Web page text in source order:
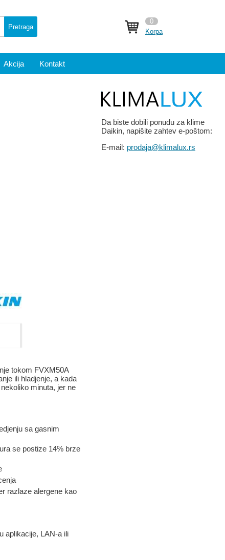
Pretraga
0
Korpa
Akcija Kontakt
tokom FVXM50A
ili hladjenje, a kada
minuta, jer ne
sa gasnim
se postize 14% brze
razlaze alergene kao
aplikacije, LAN-a ili
Da biste dobili ponudu za klime
Daikin, napišite zahtev e-poštom:
E-mail: prodaja@klimalux.rs